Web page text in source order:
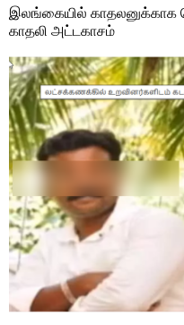
இலங்கையில் காதலனுக்காக
காதலி அட்டகாசம்